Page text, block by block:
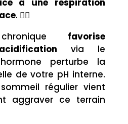
. 🏃‍♂️
favorise
via le
perturbe la
de votre pH interne.
régulier vient
aggraver ce terrain